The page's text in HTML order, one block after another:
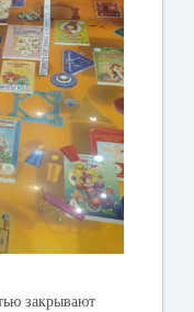
закрывают